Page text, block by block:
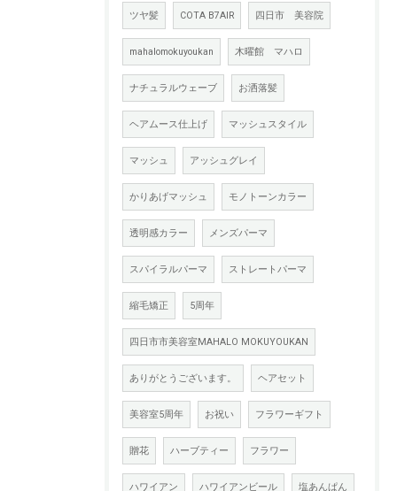
ツヤ髪 COTA B7AIR 四日市 美容院
mahalomokuyoukan 木曜館 マハロ
ナチュラルウェーブ お洒落髪
ヘアムース仕上げ マッシュスタイル
マッシュ アッシュグレイ
かりあげマッシュ モノトーンカラー
透明感カラー メンズパーマ
スパイラルパーマ ストレートパーマ
縮毛矯正 5周年
四日市市美容室MAHALO MOKUYOUKAN
ありがとうございます。 ヘアセット
美容室5周年 お祝い フラワーギフト
贈花 ハーブティー フラワー
ハワイアン ハワイアンビール 塩あんぱん